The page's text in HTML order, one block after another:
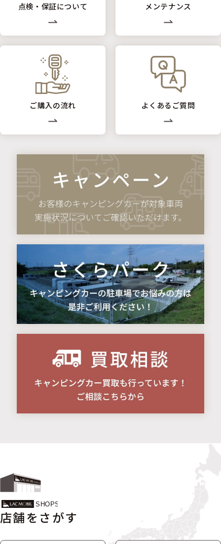
点検・保証について メンテナンス
ご購入の流れ よくあるご質問
店舗をさがす